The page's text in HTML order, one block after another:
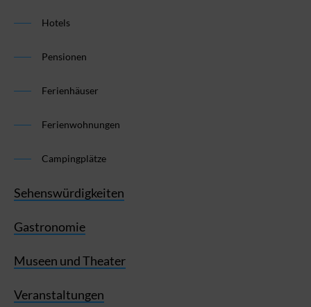
Hotels
Pensionen
Ferienhäuser
Ferienwohnungen
Campingplätze
Sehenswürdigkeiten
Gastronomie
Museen und Theater
Veranstaltungen